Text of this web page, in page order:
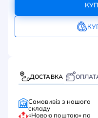
ДОСТАВКА
Самовивіз з нашого
складу
«Новою поштою» по